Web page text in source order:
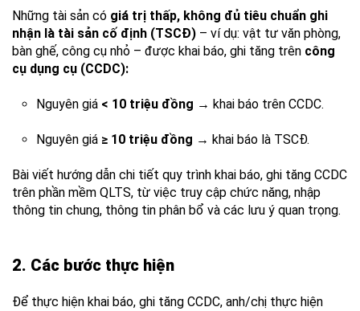
Những tài sản có giá trị thấp, không đủ tiêu chuẩn ghi
nhận là tài sản cố định (TSCĐ) – ví dụ: vật tư văn phòng,
bàn ghế, công cụ nhỏ – được khai báo, ghi tăng trên công
cụ dụng cụ (CCDC):
Nguyên giá < 10 triệu đồng → khai báo trên CCDC.
Nguyên giá ≥ 10 triệu đồng → khai báo là TSCĐ.
Bài viết hướng dẫn chi tiết quy trình khai báo, ghi tăng CCDC
trên phần mềm QLTS, từ việc truy cập chức năng, nhập
thông tin chung, thông tin phân bổ và các lưu ý quan trọng.
2. Các bước thực hiện
Để thực hiện khai báo, ghi tăng CCDC, anh/chị thực hiện